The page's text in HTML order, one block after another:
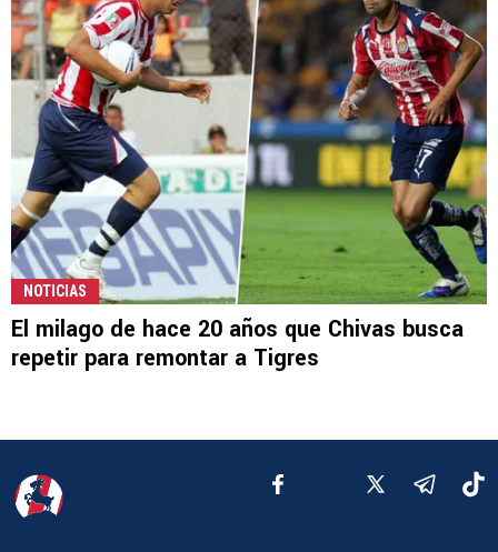
NOTICIAS
El milago de hace 20 años que Chivas busca
repetir para remontar a Tigres